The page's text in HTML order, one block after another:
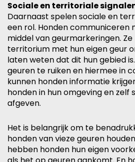
Sociale en territoriale
Daarnaast spelen sociale en
een rol. Honden communiceren
middel van geurmarkeringen.
territorium met hun eigen geur
laten weten dat dit hun gebied
geuren te ruiken en hiermee in
kunnen honden informatie
honden in hun omgeving en zelf
afgeven.
Het is belangrijk om te
honden van vieze geuren
hebben honden hun eigen